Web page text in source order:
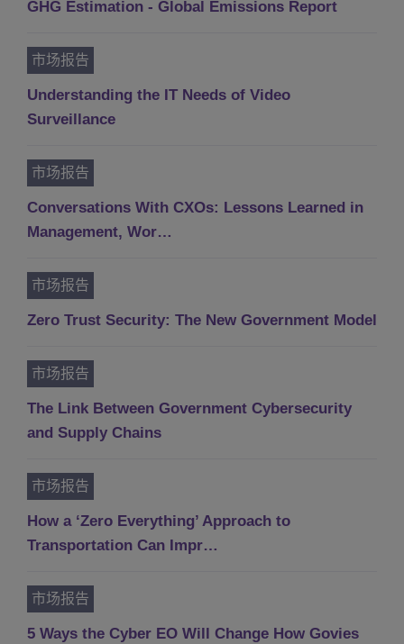
GHG Estimation - Global Emissions Report
市场报告
Understanding the IT Needs of Video
Surveillance
市场报告
Conversations With CXOs: Lessons Learned in
Management, Wor…
市场报告
Zero Trust Security: The New Government Model
市场报告
The Link Between Government Cybersecurity
and Supply Chains
市场报告
How a ‘Zero Everything’ Approach to
Transportation Can Impr…
市场报告
5 Ways the Cyber EO Will Change How Govies